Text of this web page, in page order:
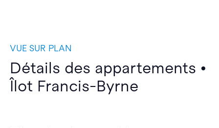
VUE SUR PLAN
Détails des appartements •
Îlot Francis-Byrne